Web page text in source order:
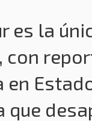
es la
con
en